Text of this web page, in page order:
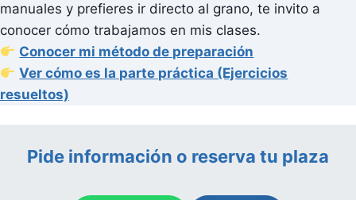
manuales y prefieres ir directo al grano, te invito a
conocer cómo trabajamos en mis clases.
Conocer mi método de preparación
Ver cómo es la parte práctica (Ejercicios
resueltos)
Pide información o reserva tu plaza